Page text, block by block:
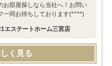
お部屋探しなら当社へ！お問い
一同お待ちしております(*^^*)
エステートホーム三宮店
く見る